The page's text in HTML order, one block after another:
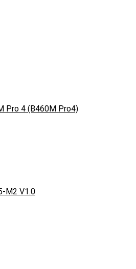
Pro 4 (B460M Pro4)
M2 V1.0